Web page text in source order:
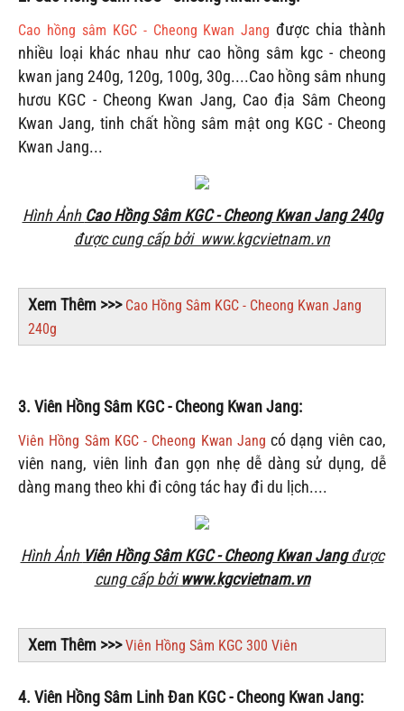
Cao hồng sâm KGC - Cheong Kwan Jang được chia thành
nhiều loại khác nhau như cao hồng sâm kgc - cheong
kwan jang 240g, 120g, 100g, 30g....Cao hồng sâm nhung
hươu KGC - Cheong Kwan Jang, Cao địa Sâm Cheong
Kwan Jang, tinh chất hồng sâm mật ong KGC - Cheong
Kwan Jang...
Hình Ảnh Cao Hồng Sâm KGC - Cheong Kwan Jang 240g
được cung cấp bởi www.kgcvietnam.vn
Xem Thêm >>> Cao Hồng Sâm KGC - Cheong Kwan Jang
240g
3. Viên Hồng Sâm KGC - Cheong Kwan Jang:
Viên Hồng Sâm KGC - Cheong Kwan Jang có dạng viên cao,
viên nang, viên linh đan gọn nhẹ dễ dàng sử dụng, dễ
dàng mang theo khi đi công tác hay đi du lịch....
Hình Ảnh Viên Hồng Sâm KGC - Cheong Kwan Jangđược
cung cấp bởiwww.kgcvietnam.vn
Xem Thêm >>>Viên Hồng Sâm KGC 300 Viên
4. Viên Hồng Sâm Linh Đan KGC - Cheong Kwan Jang: